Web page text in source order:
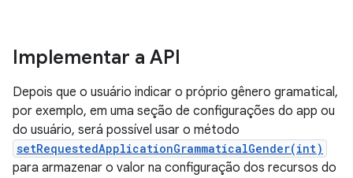
Implementar a API
Depois que o usuário indicar o próprio gênero gramatical,
por exemplo, em uma seção de configurações do app ou
do usuário, será possível usar o método
setRequestedApplicationGrammaticalGender(int)
para armazenar o valor na configuração dos recursos do